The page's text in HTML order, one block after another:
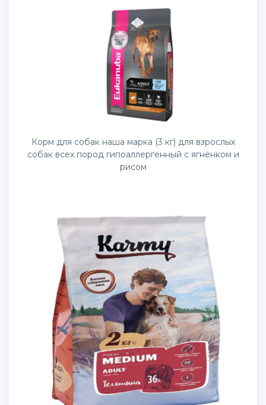
Корм для собак наша марка (3 кг) для взрослых
собак всех пород гипоаллергенный с ягнёнком и
рисом